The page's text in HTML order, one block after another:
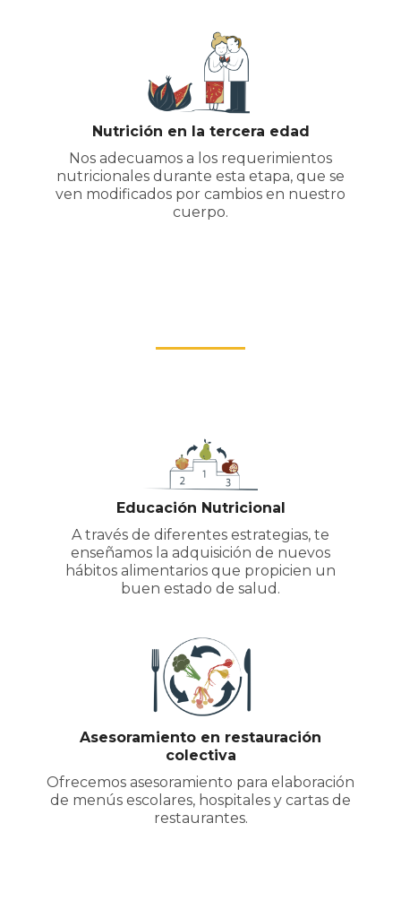
Nutrición en la tercera edad
Nos adecuamos a los requerimientos
nutricionales durante esta etapa, que se
ven modificados por cambios en nuestro
cuerpo.
Educación Nutricional
A través de diferentes estrategias, te
enseñamos la adquisición de nuevos
hábitos alimentarios que propicien un
buen estado de salud.
Asesoramiento en restauración
colectiva
Ofrecemos asesoramiento para elaboración
de menús escolares, hospitales y cartas de
restaurantes.